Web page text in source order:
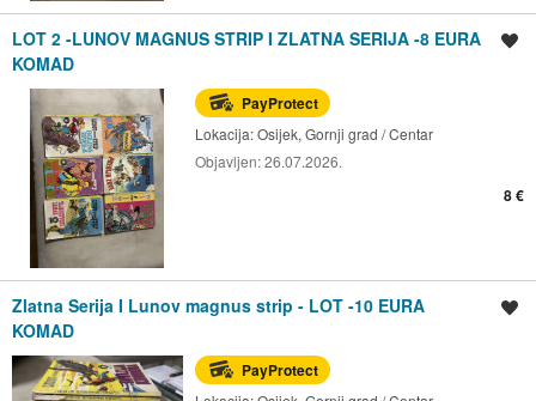
LOT 2 -LUNOV MAGNUS STRIP I ZLATNA SERIJA -8 EURA
KOMAD
PayProtect
Lokacija:Osijek, Gornji grad / Centar
Objavljen:26.07.2026.
8 €
Zlatna Serija I Lunov magnus strip - LOT -10 EURA
KOMAD
PayProtect